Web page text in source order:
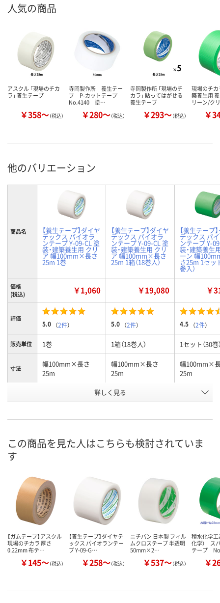
人気の商品
アスクル 「現場のチカ
ラ」 養生テープ
￥358～（税込）
寺岡製作所 養生テー
プ P-カットテープ
No.4140 塗…
￥280～（税込）
寺岡製作所 「現場のチ
カラ」 貼ってはがせる
養生テープ
￥293～（税込）
現場のチカ
築養生用
リーン/ク
￥
他のバリエーション
商品名 【養生テープ】ダイヤ
テックス パイオラ
ンテープ Y-09-CL 塗
装・建築養生用 クリ
ア 幅100mm×長さ
25m 1巻
【養生テープ】ダイヤ
テックス パイオラ
ンテープ Y-09-CL 塗
装・建築養生用 クリ
ア 幅100mm×長さ
25m 1箱（18巻入）
【養生テープ
テックス パ
ンテープ Y-
装・建築養生
ーン 幅
さ25m 1セッ
巻入）
価格
(税込)
￥1,060 ￥19,080 ￥
評価
5.0 （2件） 5.0 （2件） 4.5 （2件）
販売単位 1巻 1箱（18巻入） 1セット（30巻
寸法
幅100mm×長さ
25m
幅100mm×長さ
25m
幅100mm×
25m
クリア グリーン
号
お届け日
数量 数量
カゴへ カ
詳しく見る
この商品を見た人はこちらも検討されていま
す
【ガムテープ】アスクル
現場のチカラ 厚さ
0.22mm 布テ…
￥145～（税込）
【養生テープ】ダイヤテ
ックス パイオランテー
プ Y-09-G…
￥258～（税込）
ニチバン 日本製 フィル
ムクロステープ 半透明
50mm×2…
￥537～（税込）
積水化学工
化学） ス
テープ
￥